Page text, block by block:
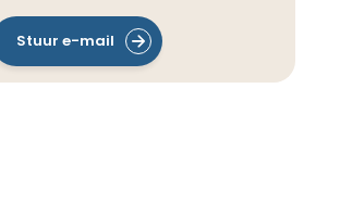
Stuur e-mail